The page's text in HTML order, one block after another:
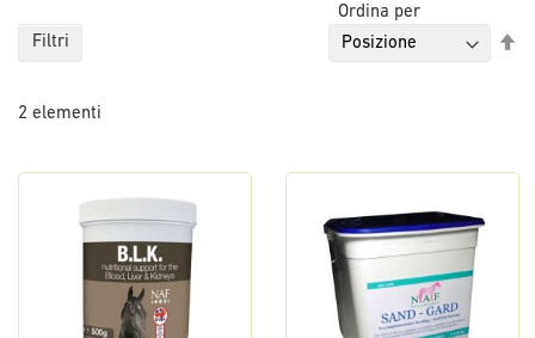
2 elementi
Ordina per
Filtri